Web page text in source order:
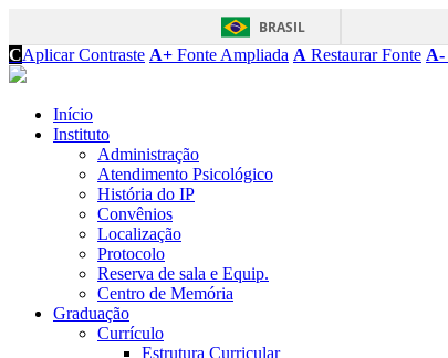
BRASIL
CAplicar Contraste A+ Fonte Ampliada A Restaurar Fonte A-
Início
Instituto
Administração
Atendimento Psicológico
História do IP
Convênios
Localização
Protocolo
Reserva de sala e Equip.
Centro de Memória
Graduação
Currículo
Estrutura Curricular